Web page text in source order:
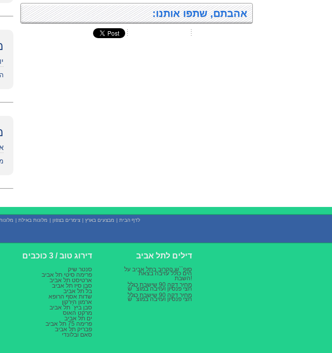
אהבתם, שתפו אותנו:
לדף הבית | מבצעים בארץ | צימרים בצפון | מלונות באילת |
דילים לתל אביב
סופ``ש הקרוב בתל אביב על
הים כולל עזיבה בצאת
השבת!
מחיר דקה 90 שישבת כולל
חצי פנסיון ועזיבה במוצ``ש
מחיר דקה 90 שישבת כולל
חצי פנסיון ועזיבה במוצ``ש
דירוג טוב / 3 כוכבים
סנטר שיק
פרימה סיטי תל אביב
ארטיסט תל אביב
סבן סיז תל אביב
בל תל אביב
שדות אסף הרופא
ארמון הירקון
סבן ביץ` תל אביב
מרקט האוס
ים תל אביב
פרימה 75 תל אביב
פבריק תל אביב
סאם ובלונדי